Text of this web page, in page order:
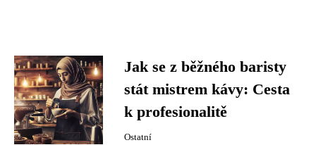
Jak se z běžného baristy
stát mistrem kávy: Cesta
k profesionalitě
Ostatní